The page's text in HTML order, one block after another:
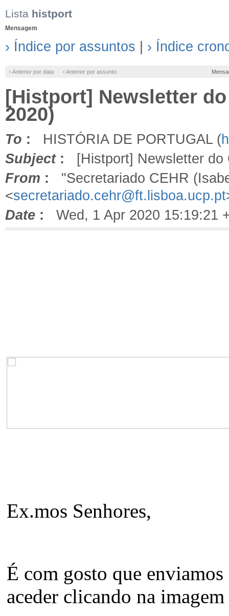
Lista histport
Mensagem
› Índice por assuntos › Índice
‹ Anterior por data ‹ Anterior por assunto
[Histport] Newsletter
2020)
To : HISTÓRIA DE PORTUGAL (
Subject: [Histport] Newsletter do
From : "Secretariado CEHR
<secretariado.cehr@ft.lisboa.ucp.pt
Date : Wed, 1 Apr 2020 15:19:21
Ex.mos Senhores,
É com gosto que
aceder clicando na